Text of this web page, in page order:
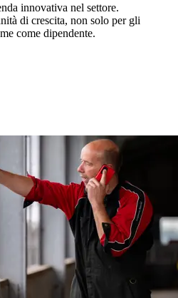
innovativa nel settore.
di crescita, non solo per gli
come dipendente.